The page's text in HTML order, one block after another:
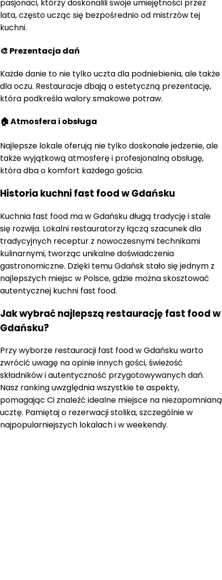
pasjonaci, którzy doskonalili swoje umiejętności przez
lata, często ucząc się bezpośrednio od mistrzów tej
kuchni.
🎨 Prezentacja dań
Każde danie to nie tylko uczta dla podniebienia, ale także
dla oczu. Restauracje dbają o estetyczną prezentację,
która podkreśla walory smakowe potraw.
🏠 Atmosfera i obsługa
Najlepsze lokale oferują nie tylko doskonałe jedzenie, ale
także wyjątkową atmosferę i profesjonalną obsługę,
która dba o komfort każdego gościa.
Historia kuchni fast food w Gdańsku
Kuchnia fast food ma w Gdańsku długą tradycję i stale
się rozwija. Lokalni restauratorzy łączą szacunek dla
tradycyjnych receptur z nowoczesnymi technikami
kulinarnymi, tworząc unikalne doświadczenia
gastronomiczne. Dzięki temu Gdańsk stało się jednym z
najlepszych miejsc w Polsce, gdzie można skosztować
autentycznej kuchni fast food.
Jak wybrać najlepszą restaurację fast food w
Gdańsku?
Przy wyborze restauracji fast food w Gdańsku warto
zwrócić uwagę na opinie innych gości, świeżość
składników i autentyczność przygotowywanych dań.
Nasz ranking uwzględnia wszystkie te aspekty,
pomagając Ci znaleźć idealne miejsce na niezapomnianą
ucztę. Pamiętaj o rezerwacji stolika, szczególnie w
najpopularniejszych lokalach i w weekendy.